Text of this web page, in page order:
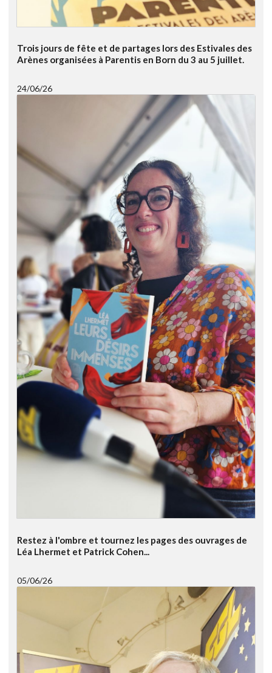
Trois jours de fête et de partages lors des Estivales des
Arènes organisées à Parentis en Born du 3 au 5 juillet.
24/06/26
Restez à l'ombre et tournez les pages des ouvrages de
Léa Lhermet et Patrick Cohen...
05/06/26